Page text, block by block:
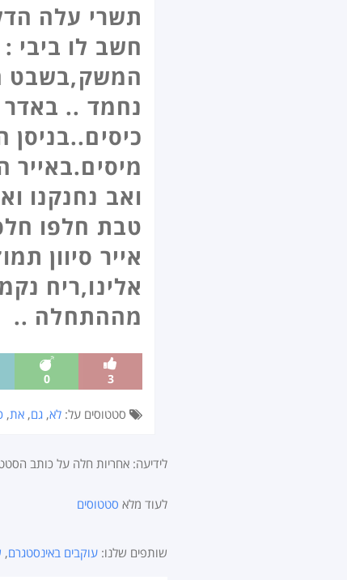
תשרי עלה
חשב לו ביבי
המשק,בשבט
נחמד .. באדר
כיסים..בניסן
מיסים.באייר
ואב נחנקנו
טבת חלפו
אייר סיוון
אלינו,ריח
מההתחלה ..
3
0
סטטוסים על: לא, גם, את,
לידיעה: אחריות חלה על כותב
לעוד מלא סטטוסים
שותפים שלנו: עוקבים באינסטגרם,